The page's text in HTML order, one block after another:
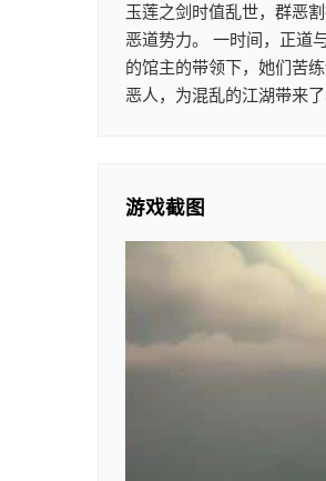
玉莲之剑时值乱世，群恶
恶道势力。 一时间，正道
的馆主的带领下，她们苦
恶人，为混乱的江湖带来了
游戏截图